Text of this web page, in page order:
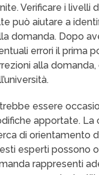
Verificare i livelli
può aiutare a
domanda. Dopo
errori il prima
alla
essere
apportate. La
di orientamento
esperti possono
rappresenti